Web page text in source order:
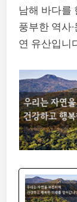
남해 바다를
풍부한 역사
연 유산입니